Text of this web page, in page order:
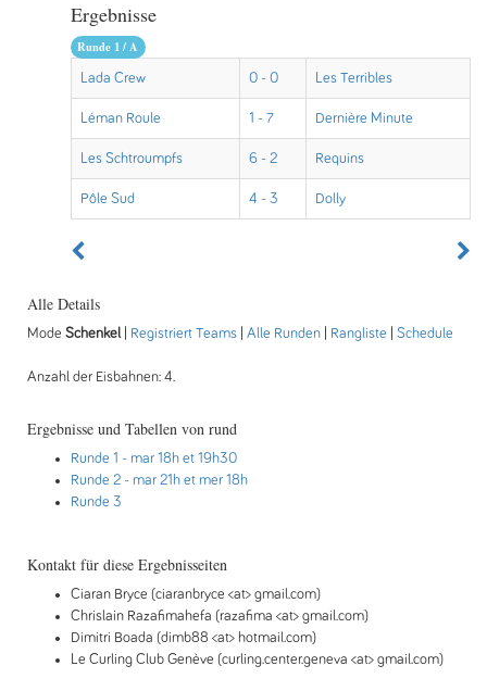
Ergebnisse
Runde 1 / A
Lada Crew 0 - 0 Les Terribles
Léman Roule 1 - 7 Dernière Minute
Les Schtroumpfs 6 - 2 Requins
Pôle Sud 4 - 3 Dolly
Alle Details
Mode Schenkel Registriert Teams Alle Runden Rangliste Schedule
Anzahl der Eisbahnen: 4.
Ergebnisse und Tabellen von rund
Runde 1 - mar 18h et 19h30
Runde 2 - mar 21h et mer 18h
Runde 3
Kontakt für diese Ergebnisseiten
Ciaran Bryce (ciaranbryce <at> gmail.com)
Chrislain Razafimahefa (razafima <at> gmail.com)
Dimitri Boada (dimb88 <at> hotmail.com)
Le Curling Club Genève (curling.center.geneva <at> gmail.com)